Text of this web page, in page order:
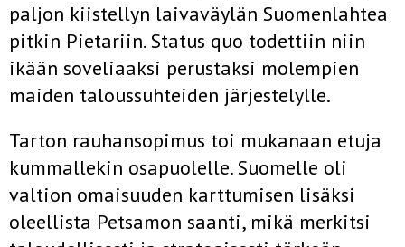
paljon kiistellyn laivaväylän Suomenlahtea
pitkin Pietariin. Status quo todettiin niin
ikään soveliaaksi perustaksi molempien
maiden taloussuhteiden järjestelylle.
Tarton rauhansopimus toi mukanaan etuja
kummallekin osapuolelle. Suomelle oli
valtion omaisuuden karttumisen lisäksi
oleellista Petsamon saanti, mikä merkitsi